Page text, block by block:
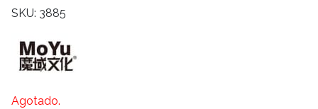
SKU: 3885
Agotado.